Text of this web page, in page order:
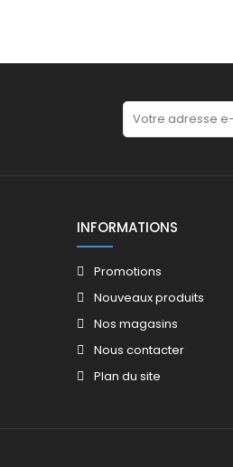
INFORMATIONS
Promotions​
Nouveaux produits​
Nos magasins​
Nous contacter​
Plan du site​